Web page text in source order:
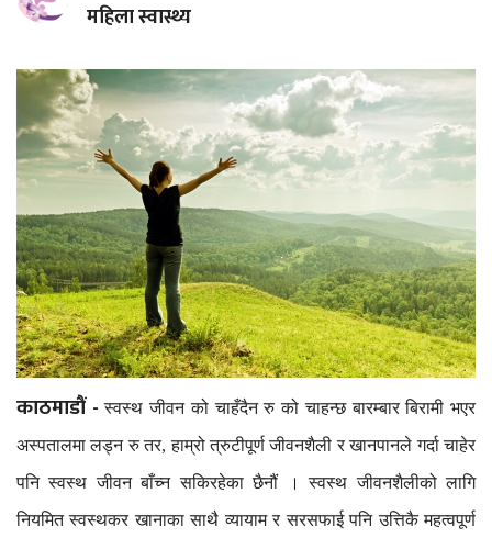
महिला स्वास्थ्य
काठमाडौं -स्वस्थ जीवन को चाहँदैन रु को चाहन्छ बारम्बार बिरामी भएर
अस्पतालमा लड्न रु तर,हाम्रो त्रुटीपूर्ण जीवनशैली र खानपानले गर्दा चाहेर
पनि स्वस्थ जीवन बाँच्न सकिरहेका छैनौं । स्वस्थ जीवनशैलीको लागि
नियमित स्वस्थकर खानाका साथै व्यायाम र सरसफाई पनि उत्तिकै महत्वपूर्ण